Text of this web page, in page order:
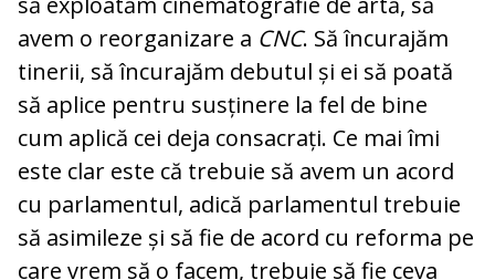
avem o reorganizare a CNC. Să încurajăm
tinerii, să încurajăm debutul și ei să poată
să aplice pentru susținere la fel de bine
cum aplică cei deja consacrați. Ce mai îmi
este clar este că trebuie să avem un acord
cu parlamentul, adică parlamentul trebuie
să asimileze și să fie de acord cu reforma pe
care vrem să o facem, trebuie să fie ceva